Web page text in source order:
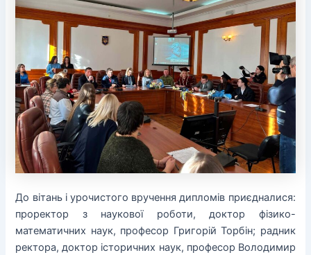
До вітань і урочистого вручення дипломів приєдналися:
проректор з наукової роботи, доктор фізико-
математичних наук, професор Григорій Торбін; радник
ректора, доктор історичних наук, професор Володимир